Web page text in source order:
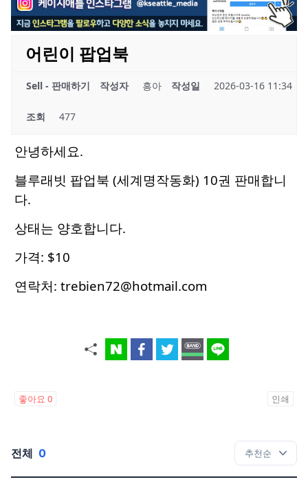
어린이 팝업북
Sell - 판매하기 작성자 흥아 작성일 2026-03-16 11:34
조회 477
안녕하세요.
블루래빗 팝업북 (세계명작동화) 10권 판매합니
다.
상태는 양호합니다.
가격: $10
연락처: trebien72@hotmail.com
좋아요 0 인쇄
전체 0